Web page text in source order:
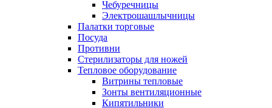
Чебуречницы
Электрошашлычницы
Палатки торговые
Посуда
Противни
Стерилизаторы для ножей
Тепловое оборудование
Витрины тепловые
Зонты вентиляционные
Кипятильники